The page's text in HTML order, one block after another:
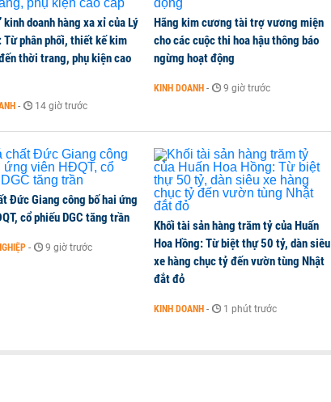
kinh doanh hàng xa xỉ của Lý
Từ phân phối, thiết kế kim
thời trang, phụ kiện cao
- 14 giờ trước
Hãng kim cương tài trợ vương miện
cho các cuộc thi hoa hậu thông báo
ngừng hoạt động
KINH DOANH - 9 giờ trước
Đức Giang công bố hai ứng
cổ phiếu DGC tăng trần
- 9 giờ trước
Khối tài sản hàng trăm tỷ của Huấn
Hoa Hồng: Từ biệt thự 50 tỷ, dàn siêu
xe hàng chục tỷ đến vườn tùng Nhật
đắt đỏ
KINH DOANH - 1 phút trước